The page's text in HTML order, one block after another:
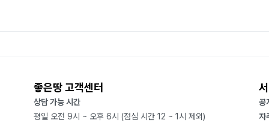
좋은땅 고객센터
상담 가능 시간
평일 오전 9시 ~ 오후 6시 (점심 시간 12 ~ 1시 제외)
공
자